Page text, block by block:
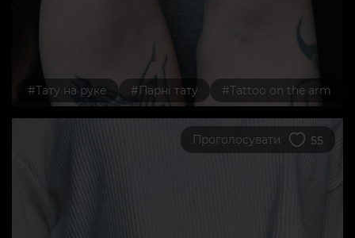
#Тату на руке #Парні тату #Tattoo on the arm
Проголосувати 55